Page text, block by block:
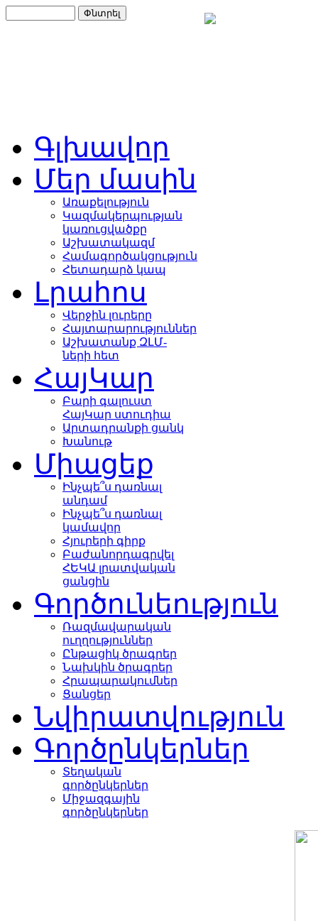
Գլխավոր
Մեր մասին
Առաքելություն
Կազմակերպության
կառուցվածքը
Աշխատակազմ
Համագործակցություն
Հետադարձ կապ
Լրահոս
Վերջին լուրերը
Հայտարարություններ
Աշխատանք ԶԼՄ-
ների հետ
ՀայԿար
Բարի գալուստ
ՀայԿար ստուդիա
Արտադրանքի ցանկ
Խանութ
Միացեք
Ինչպե՞ս դառնալ
անդամ
Ինչպե՞ս դառնալ
կամավոր
Հյուրերի գիրք
Բաժանորդագրվել
ՀԵԿԱ լրատվական
ցանցին
Գործունեություն
Ռազմավարական
ուղղություններ
Ընթացիկ ծրագրեր
Նախկին ծրագրեր
Հրապարակումներ
Ցանցեր
Նվիրատվություն
Գործընկերներ
Տեղական
գործընկերներ
Միջազգային
գործընկերներ